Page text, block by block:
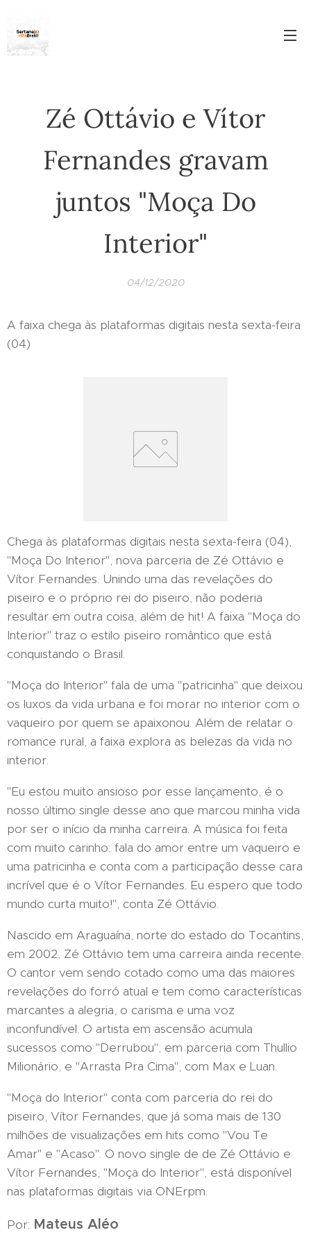
Zé Ottávio e Vítor
Fernandes gravam
juntos "Moça Do
Interior"
04/12/2020
A faixa chega às plataformas digitais nesta sexta-feira
(04)
Chega às plataformas digitais nesta sexta-feira (04),
"Moça Do Interior", nova parceria de Zé Ottávio e
Vítor Fernandes. Unindo uma das revelações do
piseiro e o próprio rei do piseiro, não poderia
resultar em outra coisa, além de hit! A faixa "Moça do
Interior" traz o estilo piseiro romântico que está
conquistando o Brasil.
"Moça do Interior" fala de uma "patricinha" que deixou
os luxos da vida urbana e foi morar no interior com o
vaqueiro por quem se apaixonou. Além de relatar o
romance rural, a faixa explora as belezas da vida no
interior.
"Eu estou muito ansioso por esse lançamento, é o
nosso último single desse ano que marcou minha vida
por ser o início da minha carreira. A música foi feita
com muito carinho, fala do amor entre um vaqueiro e
uma patricinha e conta com a participação desse cara
incrível que é o Vítor Fernandes. Eu espero que todo
mundo curta muito!", conta Zé Ottávio.
Nascido em Araguaína, norte do estado do Tocantins,
em 2002, Zé Ottávio tem uma carreira ainda recente.
O cantor vem sendo cotado como uma das maiores
revelações do forró atual e tem como características
marcantes a alegria, o carisma e uma voz
inconfundível. O artista em ascensão acumula
sucessos como "Derrubou", em parceria com Thullio
Milionário, e "Arrasta Pra Cima", com Max e Luan.
"Moça do Interior" conta com parceria do rei do
piseiro, Vítor Fernandes, que já soma mais de 130
milhões de visualizações em hits como "Vou Te
Amar" e "Acaso". O novo single de de Zé Ottávio e
Vítor Fernandes, "Moça do Interior", está disponível
nas plataformas digitais via ONErpm.
Por: Mateus Aléo